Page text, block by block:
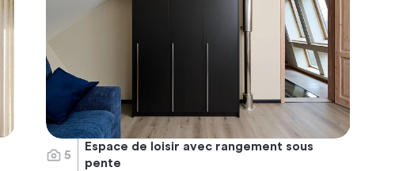
5
Espace de loisir avec rangement sous
pente